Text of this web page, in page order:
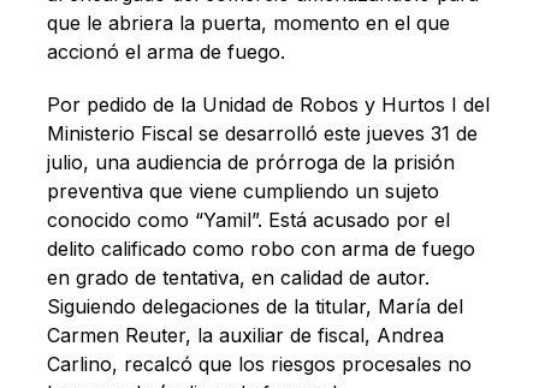
que le abriera la puerta, momento en el que
accionó el arma de fuego.
Por pedido de la Unidad de Robos y Hurtos I del
Ministerio Fiscal se desarrolló este jueves 31 de
julio, una audiencia de prórroga de la prisión
preventiva que viene cumpliendo un sujeto
conocido como “Yamil”. Está acusado por el
delito calificado como robo con arma de fuego
en grado de tentativa, en calidad de autor.
Siguiendo delegaciones de la titular, María del
Carmen Reuter, la auxiliar de fiscal, Andrea
Carlino, recalcó que los riesgos procesales no